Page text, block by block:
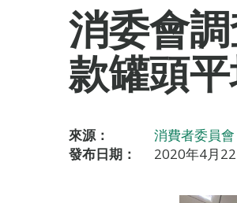
消委會
款罐頭
來源：
消費者委員會
發布日期：
2020年4月